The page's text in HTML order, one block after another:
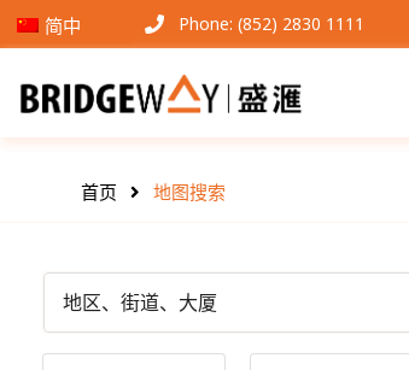
Phone: (852) 2830 1111
首页 地图搜索
简中